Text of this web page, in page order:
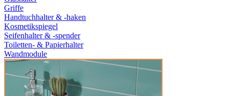
Griffe
Handtuchhalter & -haken
Kosmetikspiegel
Seifenhalter & -spender
Toiletten- & Papierhalter
Wandmodule